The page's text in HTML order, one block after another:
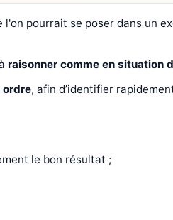
l'on pourrait se poser dans un
raisonner comme en situation
ordre, afin d’identifier
le bon résultat ;